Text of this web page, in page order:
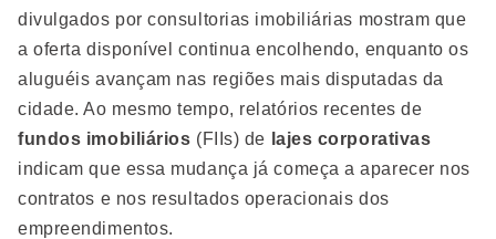
divulgados por consultorias imobiliárias mostram que
a oferta disponível continua encolhendo, enquanto os
aluguéis avançam nas regiões mais disputadas da
cidade. Ao mesmo tempo, relatórios recentes de
fundos imobiliários (FIIs) de lajes corporativas
indicam que essa mudança já começa a aparecer nos
contratos e nos resultados operacionais dos
empreendimentos.